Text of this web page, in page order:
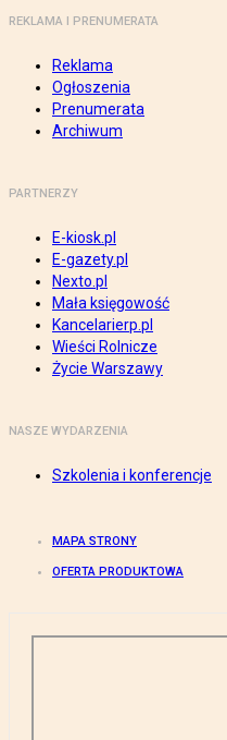
REKLAMA I PRENUMERATA
Reklama
Ogłoszenia
Prenumerata
Archiwum
PARTNERZY
E-kiosk.pl
E-gazety.pl
Nexto.pl
Mała księgowość
Kancelarierp.pl
Wieści Rolnicze
Życie Warszawy
NASZE WYDARZENIA
Szkolenia i konferencje
MAPA STRONY
OFERTA PRODUKTOWA